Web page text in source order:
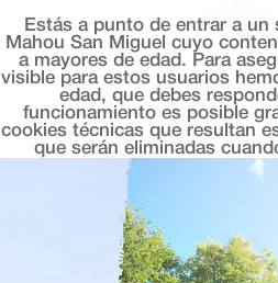
Hacienda
SELLO CORONA 2025
Editor Angel Caffarena, 36, 29010,
Estás a punto de entrar a
Mahou San Miguel cuyo
a mayores de edad. Para
visible para estos usuarios
edad, que debes
funcionamiento es posible
cookies técnicas que resultan
que serán eliminadas